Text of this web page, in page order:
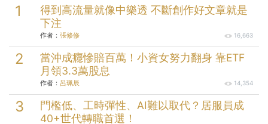
得到高流量就像中樂透 不斷創作好文章就是
下注
作者： 張修修 16,663
當沖成癮慘賠百萬！小資女努力翻身 靠ETF
月領3.3萬股息
作者： 呂珮辰 14,354
門檻低、工時彈性、AI難以取代？居服員成
40+世代轉職首選！